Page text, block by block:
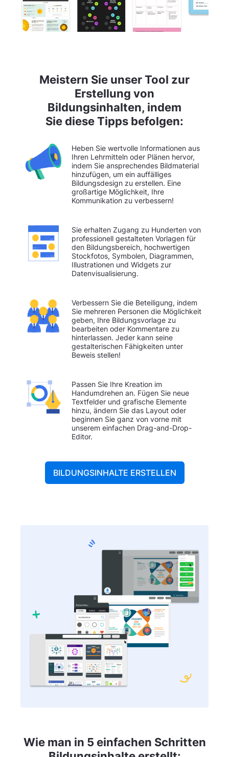
Meistern Sie unser Tool zur
Erstellung von
Bildungsinhalten, indem
Sie diese Tipps befolgen:
Heben Sie wertvolle Informationen aus
Ihren Lehrmitteln oder Plänen hervor,
indem Sie ansprechendes Bildmaterial
hinzufügen, um ein auffälliges
Bildungsdesign zu erstellen. Eine
großartige Möglichkeit, Ihre
Kommunikation zu verbessern!
Sie erhalten Zugang zu Hunderten von
professionell gestalteten Vorlagen für
den Bildungsbereich, hochwertigen
Stockfotos, Symbolen, Diagrammen,
Illustrationen und Widgets zur
Datenvisualisierung.
Verbessern Sie die Beteiligung, indem
Sie mehreren Personen die Möglichkeit
geben, Ihre Bildungsvorlage zu
bearbeiten oder Kommentare zu
hinterlassen. Jeder kann seine
gestalterischen Fähigkeiten unter
Beweis stellen!
Passen Sie Ihre Kreation im
Handumdrehen an. Fügen Sie neue
Textfelder und grafische Elemente
hinzu, ändern Sie das Layout oder
beginnen Sie ganz von vorne mit
unserem einfachen Drag-and-Drop-
Editor.
BILDUNGSINHALTE ERSTELLEN
Wie man in 5 einfachen Schritten